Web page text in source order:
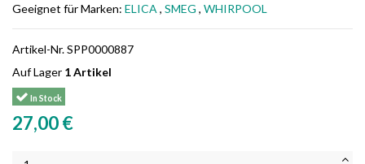
Geeignet für Marken: ELICA , SMEG , WHIRPOOL
Artikel-Nr.SPP0000887
Auf Lager 1 Artikel
In Stock
27,00 €